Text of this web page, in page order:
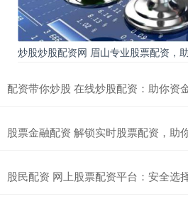
炒股炒股配资网 眉山专业股票配资，
配资带你炒股 在线炒股配资：助你资
股票金融配资 解锁实时股票配资，助
股民配资 网上股票配资平台：安全选